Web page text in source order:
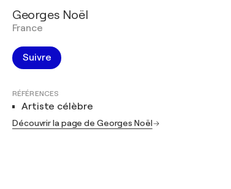
Georges Noël
France
Suivre
RÉFÉRENCES
Artiste célèbre
Découvrir la page de Georges Noël